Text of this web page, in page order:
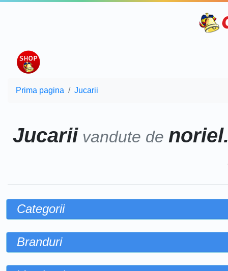
Prima pagina Jucarii
Jucarii vandute de
Categorii
Branduri